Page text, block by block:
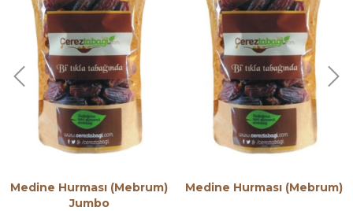
Medine Hurması (Mebrum)
Jumbo
Medine Hurması (Mebrum)